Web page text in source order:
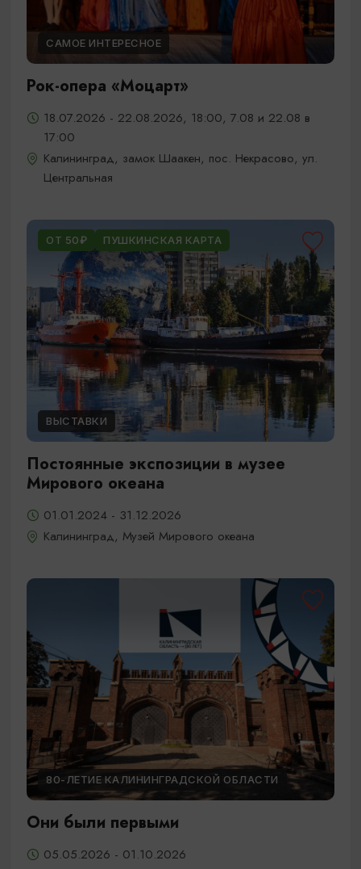
САМОЕ ИНТЕРЕСНОЕ
Рок-опера «Моцарт»
18.07.2026 - 22.08.2026, 18:00, 7.08 и 22.08 в
17:00
Калининград, замок Шаакен, пос. Некрасово, ул.
Центральная
ОТ 50₽ ПУШКИНСКАЯ КАРТА
ВЫСТАВКИ
Постоянные экспозиции в музее
Мирового океана
01.01.2024 - 31.12.2026
Калининград, Музей Мирового океана
80-ЛЕТИЕ КАЛИНИНГРАДСКОЙ ОБЛАСТИ
Они были первыми
05.05.2026 - 01.10.2026